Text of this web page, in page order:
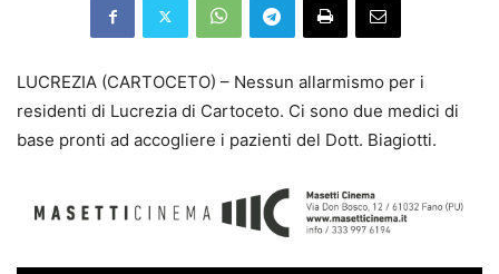
LUCREZIA (CARTOCETO) – Nessun allarmismo per i
residenti di Lucrezia di Cartoceto. Ci sono due medici di
base pronti ad accogliere i pazienti del Dott. Biagiotti.